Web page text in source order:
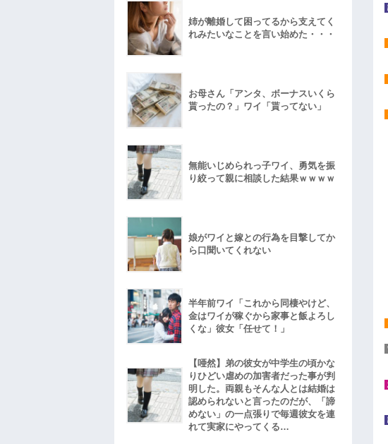
姉が離婚して困ってるから支えてく
れみたいなことを言い始めた・・・
お母さん「アンタ、ボーナスいくら
貰ったの？」ワイ「貰ってない」
無能いじめられっ子ワイ、勇気を振
り絞って親に相談した結果ｗｗｗｗ
娘がワイと嫁との行為を目撃してか
ら口聞いてくれない
半年前ワイ「これから同棲やけど、
金はワイが稼ぐから家事と飯よろし
くな」彼女「任せて！」
【唖然】弟の彼女が中学生の頃かな
りひどい虐めの加害者だった事が判
明した。両親もそんな人とは結婚は
認められないと言ったのだが、「諦
めない」の一点張りで毎週彼女を連
れて実家にやってくる…